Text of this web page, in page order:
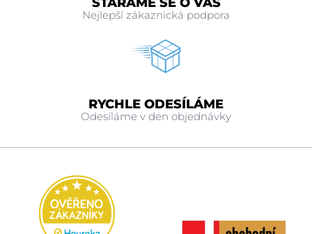
Nejlepší zákaznická podpora
RYCHLE ODESÍLÁME
Odesíláme v den objednávky